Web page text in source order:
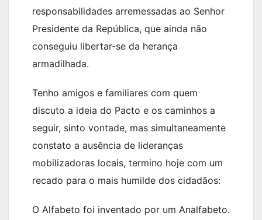
responsabilidades arremessadas ao Senhor
Presidente da República, que ainda não
conseguiu libertar-se da herança
armadilhada.
Tenho amigos e familiares com quem
discuto a ideia do Pacto e os caminhos a
seguir, sinto vontade, mas simultaneamente
constato a ausência de lideranças
mobilizadoras locais, termino hoje com um
recado para o mais humilde dos cidadãos:
O Alfabeto foi inventado por um Analfabeto.